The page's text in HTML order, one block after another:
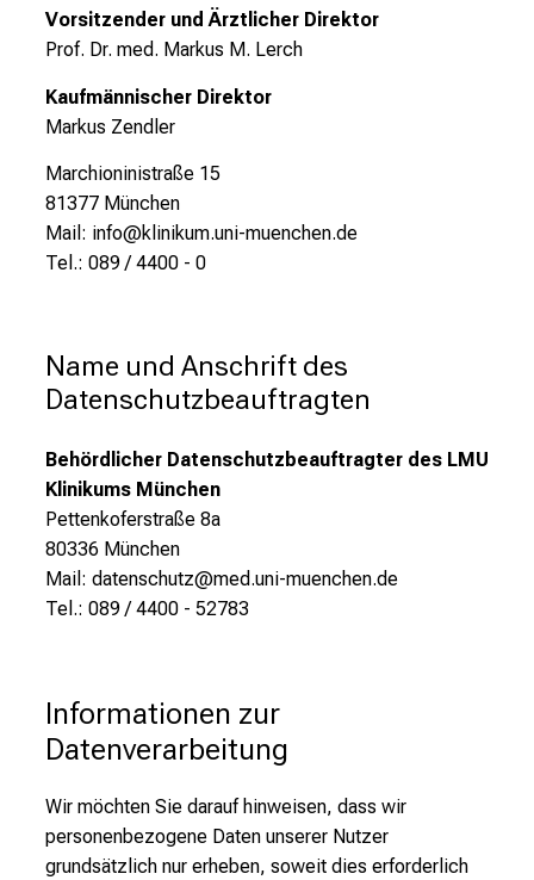
Vorsitzender und Ärztlicher Direktor
Prof. Dr. med. Markus M. Lerch
Kaufmännischer Direktor
Markus Zendler
Marchioninistraße 15
81377 München
Mail: info@klinikum.uni-muenchen.de
Tel.: 089 / 4400 - 0
Name und Anschrift des
Datenschutzbeauftragten
Behördlicher Datenschutzbeauftragter des LMU
Klinikums München
Pettenkoferstraße 8a
80336 München
Mail: datenschutz@med.uni-muenchen.de
Tel.: 089 / 4400 - 52783
Informationen zur
Datenverarbeitung
Wir möchten Sie darauf hinweisen, dass wir
personenbezogene Daten unserer Nutzer
grundsätzlich nur erheben, soweit dies erforderlich